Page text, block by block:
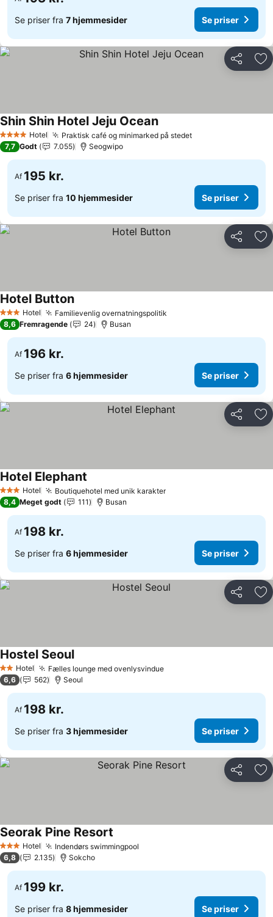
Se priser fra 7 hjemmesider Se priser
Del
4 StjernerHotel Praktisk café og minimarked på stedet
Shin Shin Hotel Jeju Ocean
7,7 Godt 7.055 Seogwipo
Af 195 kr.
Se priser fra 10 hjemmesider Se priser
Del
3 StjernerHotel Familievenlig overnatningspolitik
Hotel Button
8,6 Fremragende 24 Busan
Af 196 kr.
Se priser fra 6 hjemmesider Se priser
Del
3 StjernerHotel Boutiquehotel med unik karakter
Hotel Elephant
8,4 Meget godt 111 Busan
Af 198 kr.
Se priser fra 6 hjemmesider Se priser
Del
2 Stjerner
Hotel Fælles lounge med ovenlysvindue
Hostel Seoul
6,6 562 Seoul
Af 198 kr.
Se priser fra 3 hjemmesider Se priser
Del
3 StjernerHotel Indendørs swimmingpool
Seorak Pine Resort
6,8 2.135 Sokcho
Af 199 kr.
Se priser fra 8 hjemmesider Se priser